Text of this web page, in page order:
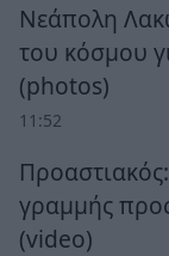
Νεάπολη
του κόσμου
(photos)
11:52
γραμμής
(video)